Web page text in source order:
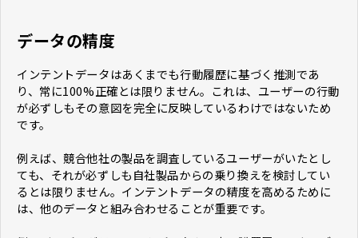
データの精度
インテントデータはあくまでも行動履歴に基づく推測であ
り、常に100%正確とは限りません。これは、ユーザーの行動
が必ずしもその意図を完全に反映しているわけではないため
です。
例えば、競合他社の製品を調査しているユーザーがいたとし
ても、それが必ずしも自社製品からの乗り換えを検討してい
るとは限りません。インテントデータの精度を高めるために
は、他のデータと組み合わせることが重要です。